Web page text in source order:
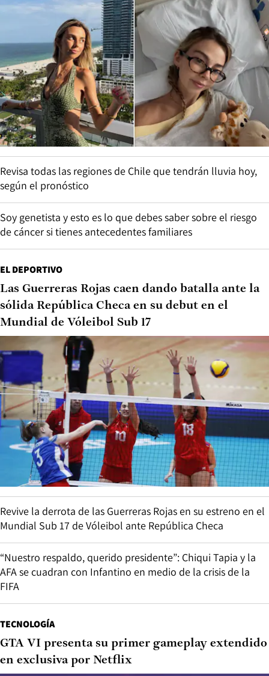
Revisa todas las regiones de Chile que tendrán lluvia hoy,
según el pronóstico
Soy genetista y esto es lo que debes saber sobre el riesgo
de cáncer si tienes antecedentes familiares
EL DEPORTIVO
Las Guerreras Rojas caen dando batalla ante la
sólida República Checa en su debut en el
Mundial de Vóleibol Sub 17
Revive la derrota de las Guerreras Rojas en su estreno en el
Mundial Sub 17 de Vóleibol ante República Checa
“Nuestro respaldo, querido presidente”: Chiqui Tapia y la
AFA se cuadran con Infantino en medio de la crisis de la
FIFA
TECNOLOGÍA
GTA VI presenta su primer gameplay extendido
en exclusiva por Netflix